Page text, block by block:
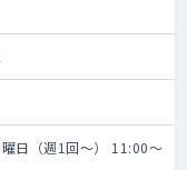
日（週1回～） 11:00～